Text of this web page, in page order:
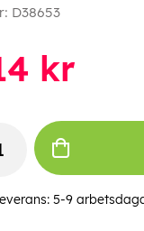
D38653
kr
5-9